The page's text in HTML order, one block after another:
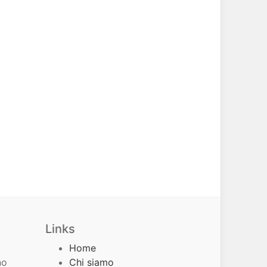
Links
Home
Chi siamo